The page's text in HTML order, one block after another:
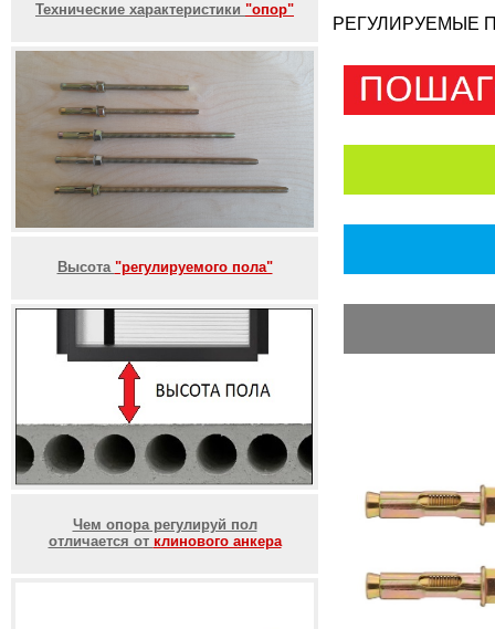
Технические характеристики "опор"
Высота "регулируемого пола"
Чем опора регулируй пол
отличается от клинового анкера
РЕГУЛИРУЕМЫЕ